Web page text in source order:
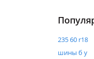
235 60 r18
шины б у